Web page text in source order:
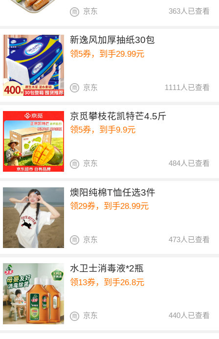
363人已查看
京东
新逸风加厚抽纸30包
领5券，到手29.99元
1111人已查看
京东
京觅攀枝花凯特芒4.5斤
领5券，到手9.9元
484人已查看
京东
燠阳纯棉T恤任选3件
领29券，到手28.99元
473人已查看
京东
水卫士消毒液*2瓶
领13券，到手26.8元
440人已查看
京东